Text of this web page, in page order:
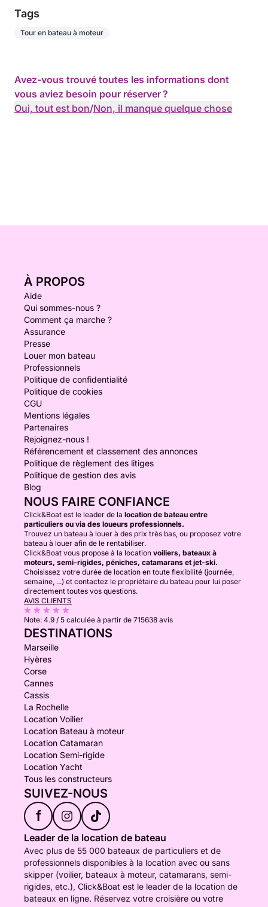
Tags
Tour en bateau à moteur
Avez-vous trouvé toutes les informations dont
vous aviez besoin pour réserver ?
Oui, tout est bon/Non, il manque quelque chose
À PROPOS
Aide
Qui sommes-nous ?
Comment ça marche ?
Assurance
Presse
Louer mon bateau
Professionnels
Politique de confidentialité
Politique de cookies
CGU
Mentions légales
Partenaires
Rejoignez-nous !
Référencement et classement des annonces
Politique de règlement des litiges
Politique de gestion des avis
Blog
NOUS FAIRE CONFIANCE
Click&Boat est le leader de la location de bateau entre
particuliers ou via des loueurs professionnels.
Trouvez un bateau à louer à des prix très bas, ou proposez votre
bateau à louer afin de le rentabiliser.
Click&Boat vous propose à la location voiliers, bateaux à
moteurs, semi-rigides, péniches, catamarans et jet-ski.
Choisissez votre durée de location en toute flexibilité (journée,
semaine, ...) et contactez le propriétaire du bateau pour lui poser
directement toutes vos questions.
AVIS CLIENTS
Note: 4.9 / 5 calculée à partir de 715638 avis
DESTINATIONS
Marseille
Hyères
Corse
Cannes
Cassis
La Rochelle
Location Voilier
Location Bateau à moteur
Location Catamaran
Location Semi-rigide
Location Yacht
Tous les constructeurs
SUIVEZ-NOUS
f
Leader de la location de bateau
Avec plus de 55 000 bateaux de particuliers et de
professionnels disponibles à la location avec ou sans
skipper (voilier, bateaux à moteur, catamarans, semi-
rigides, etc.), Click&Boat est le leader de la location de
bateaux en ligne. Réservez votre croisière ou votre